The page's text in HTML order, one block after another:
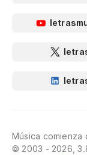
Música comienza
© 2003 - 2026,